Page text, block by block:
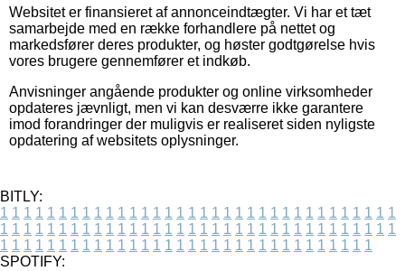
Websitet er finansieret af annonceindtægter. Vi har et tæt
samarbejde med en række forhandlere på nettet og
markedsfører deres produkter, og høster godtgørelse hvis
vores brugere gennemfører et indkøb.
Anvisninger angående produkter og online virksomheder
opdateres jævnligt, men vi kan desværre ikke garantere
imod forandringer der muligvis er realiseret siden nyligste
opdatering af websitets oplysninger.
BITLY:
1 1 1 1 1 1 1 1 1 1 1 1 1 1 1 1 1 1 1 1 1 1 1 1 1 1 1 1 1 1 1 1 1 1
1 1 1 1 1 1 1 1 1 1 1 1 1 1 1 1 1 1 1 1 1 1 1 1 1 1 1 1 1 1 1 1 1 1
1 1 1 1 1 1 1 1 1 1 1 1 1 1 1 1 1 1 1 1 1 1 1 1 1 1 1 1 1 1 1 1
SPOTIFY: